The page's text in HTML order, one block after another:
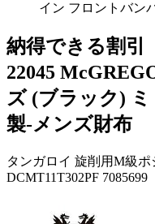
イン フロントバン
納得できる割引
22045
ズ (ブラック)
製-メンズ財布
タンガロイ 旋削用M級ポ
DCMT11T302PF 7085699